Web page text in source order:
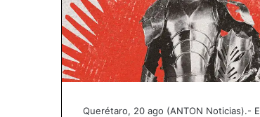
Querétaro, 20 ago (ANTON Noticias).-